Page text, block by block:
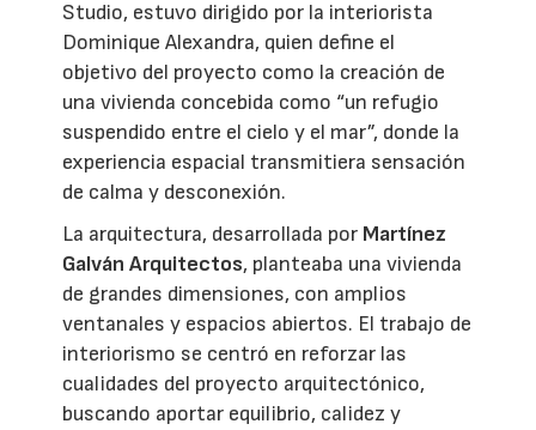
Studio, estuvo dirigido por la interiorista
Dominique Alexandra, quien define el
objetivo del proyecto como la creación de
una vivienda concebida como “un refugio
suspendido entre el cielo y el mar”, donde la
experiencia espacial transmitiera sensación
de calma y desconexión.
La arquitectura, desarrollada por Martínez
Galván Arquitectos, planteaba una vivienda
de grandes dimensiones, con amplios
ventanales y espacios abiertos. El trabajo de
interiorismo se centró en reforzar las
cualidades del proyecto arquitectónico,
buscando aportar equilibrio, calidez y